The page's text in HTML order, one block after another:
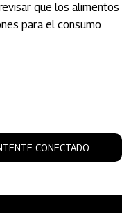
que los alimentos
para el consumo
CONECTADO